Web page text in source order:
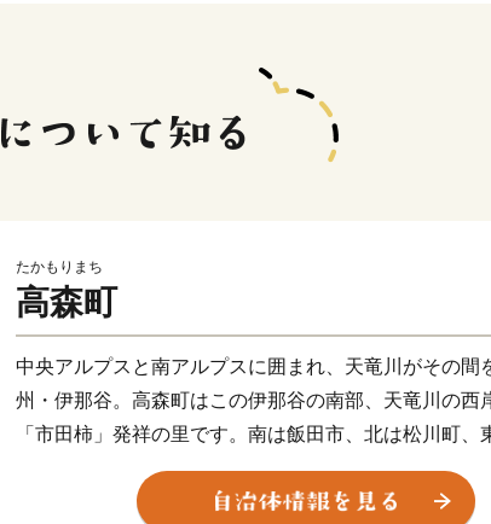
たかもりまち
高森町
中央アルプスと南アルプスに囲まれ、天竜川がその間
州・伊那谷。高森町はこの伊那谷の南部、天竜川の西
「市田柿」発祥の里です。南は飯田市、北は松川町、
隔て豊丘村・喬木村に接しています。この恵まれた環
高森町は、各種農産物の南限・北限の境界に位置し、